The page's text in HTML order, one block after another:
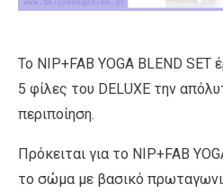
Το NIP+FAB YOGA BLEND SET
5 φίλες του DELUXE την
περιποίηση.
Πρόκειται για το NIP+FAB
το σώμα με βασικό